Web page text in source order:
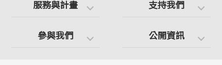
服務與計畫 支持我們
參與我們 公開資訊